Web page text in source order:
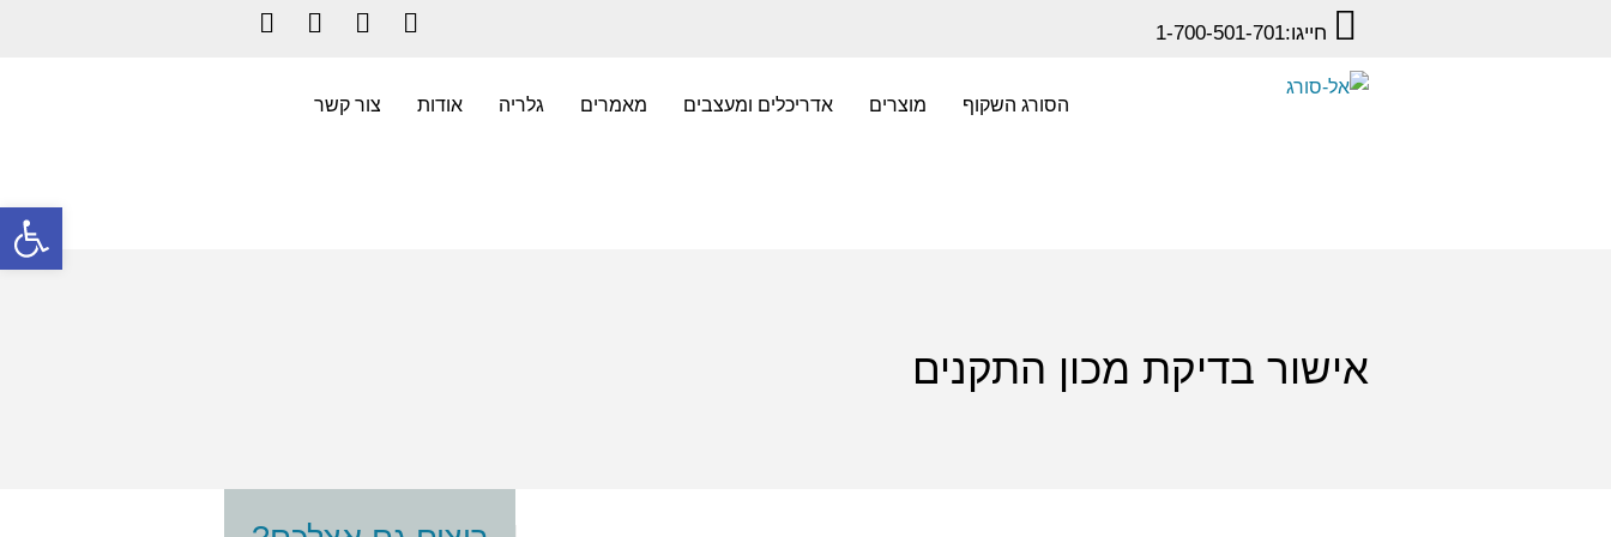
חייגו:1-700-501-701
הסורג השקוף מוצרים אדריכלים ומעצבים מאמרים גלריה אודות צור קשר
אישור בדיקת מכון התקנים